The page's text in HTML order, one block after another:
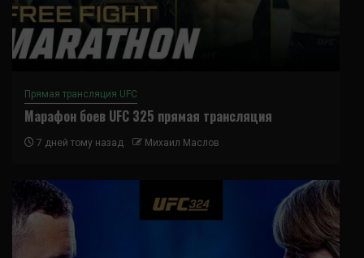
Прямая трансляция UFC
Марафон боев UFC 325 прямая трансляция
7 дней тому назад Михаил Маслов